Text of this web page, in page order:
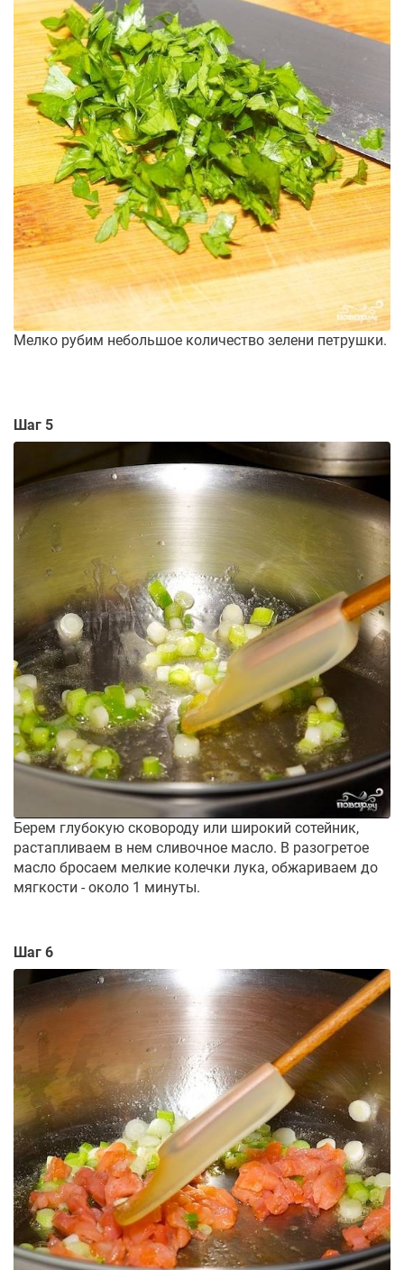
Мелко рубим небольшое количество зелени петрушки.
Шаг 5
Берем глубокую сковороду или широкий сотейник,
растапливаем в нем сливочное масло. В разогретое
масло бросаем мелкие колечки лука, обжариваем до
мягкости - около 1 минуты.
Шаг 6